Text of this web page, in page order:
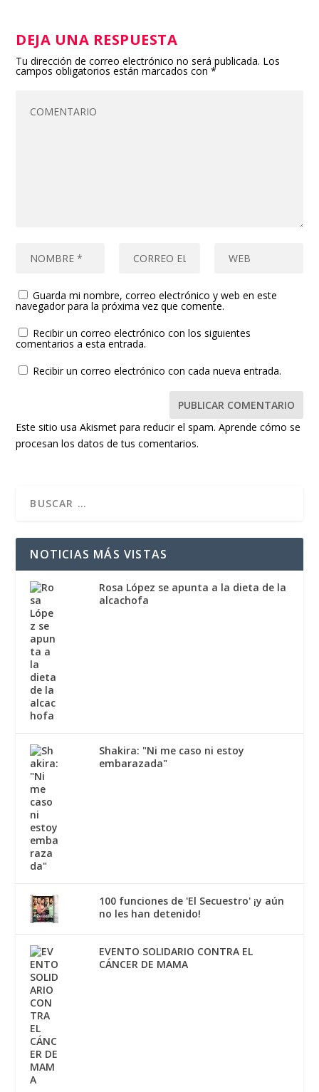
DEJA UNA RESPUESTA
Tu dirección de correo electrónico no será publicada. Los
campos obligatorios están marcados con*
Guarda mi nombre, correo electrónico y web en este
navegador para la próxima vez que comente.
Recibir un correo electrónico con los siguientes
comentarios a esta entrada.
Recibir un correo electrónico con cada nueva entrada.
Este sitio usa Akismet para reducir el spam.Aprende cómo se
procesan los datos de tus comentarios.
NOTICIAS MÁS VISTAS
Rosa López se apunta a la dieta de la
alcachofa
Shakira: "Ni me caso ni estoy
embarazada"
100 funciones de 'El Secuestro' ¡y aún
no les han detenido!
EVENTO SOLIDARIO CONTRA EL
CÁNCER DE MAMA